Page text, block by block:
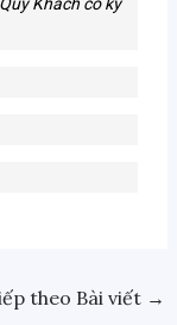
theo Bài viết →